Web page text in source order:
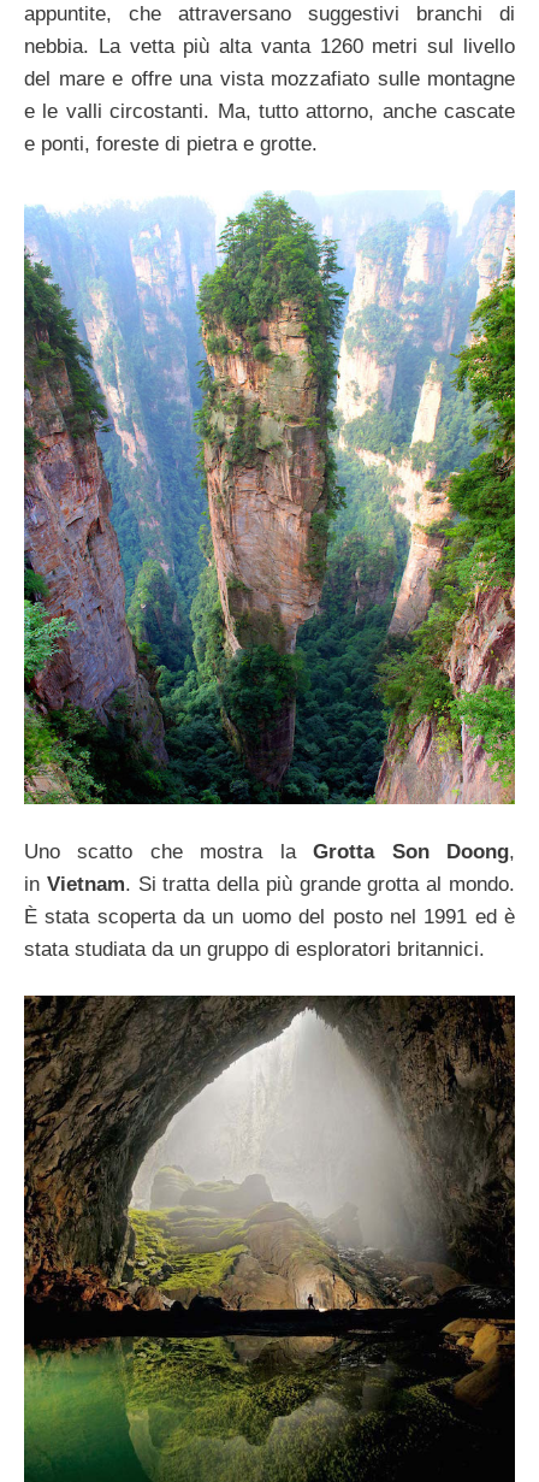
appuntite, che attraversano suggestivi branchi di
nebbia. La vetta più alta vanta 1260 metri sul livello
del mare e offre una vista mozzafiato sulle montagne
e le valli circostanti. Ma, tutto attorno, anche cascate
e ponti, foreste di pietra e grotte.
Uno scatto che mostra laGrotta Son Doong,
in Vietnam. Si tratta della più grande grotta al mondo.
È stata scoperta da un uomo del posto nel 1991 ed è
stata studiata da un gruppo di esploratori britannici.